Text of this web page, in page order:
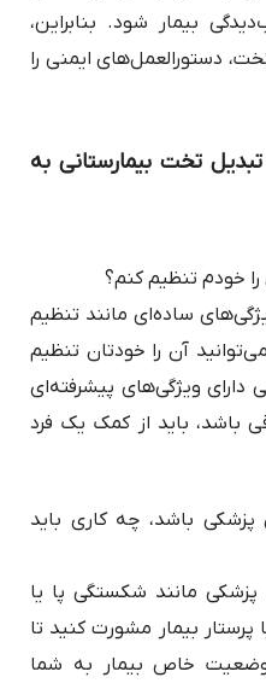
بیمار شود. بنابراین،
دستورالعمل‌های ایمنی را
تخت بیمارستانی به
را خودم تنظیم کنم؟
ساده‌ای مانند تنظیم
آن را خودتان تنظیم
دارای ویژگی‌های پیشرفته‌ای
باشد، باید از کمک یک فرد
پزشکی باشد، چه کاری باید
پزشکی مانند شکستگی پا یا
پرستار بیمار مشورت کنید تا
وضعیت خاص بیمار به شما